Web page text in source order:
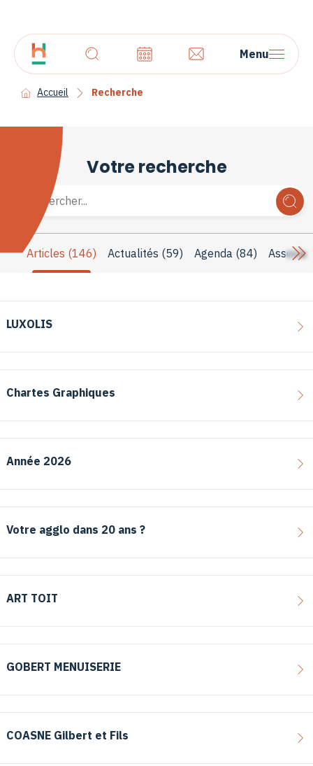
Menu
Accueil Recherche
Votre recherche
Articles (146) Actualités (59) Agenda (84)
LUXOLIS
Chartes Graphiques
Année 2026
Votre agglo dans 20 ans ?
ART TOIT
GOBERT MENUISERIE
COASNE Gilbert et Fils